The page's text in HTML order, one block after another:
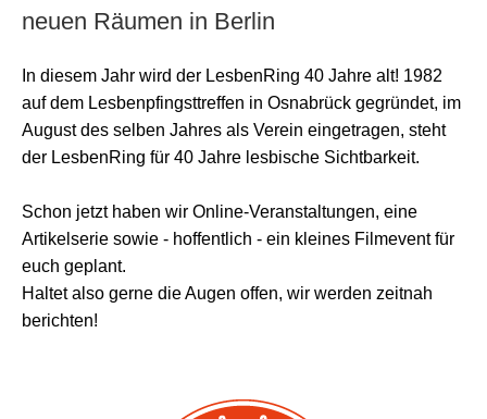
neuen Räumen in Berlin
In diesem Jahr wird der LesbenRing 40 Jahre alt! 1982
auf dem Lesbenpfingsttreffen in Osnabrück gegründet, im
August des selben Jahres als Verein eingetragen, steht
der LesbenRing für 40 Jahre lesbische Sichtbarkeit.
Schon jetzt haben wir Online-Veranstaltungen, eine
Artikelserie sowie - hoffentlich - ein kleines Filmevent für
euch geplant.
Haltet also gerne die Augen offen, wir werden zeitnah
berichten!